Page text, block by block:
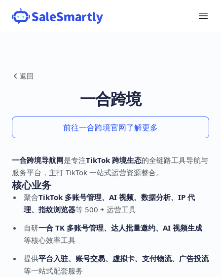
返回
一合跨境
前往一合跨境官网了解更多
一合跨境导航网是专注TikTok 跨境生态的全链路工具导航与
服务平台，主打 TikTok 一站式运营资源整合。
核心业务
聚合TikTok 多账号管理、AI 视频、数据分析、IP 代
理、指纹浏览器等 500 + 运营工具
自研一合 TK 多账号管理、达人批量邀约、AI 视频生成
等核心效率工具
提供平台入驻、账号交易、虚拟卡、支付物流、广告投流
等一站式配套服务